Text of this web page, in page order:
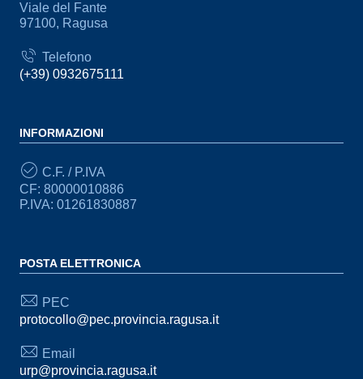
Viale del Fante
97100, Ragusa
Telefono
(+39) 0932675111
INFORMAZIONI
C.F. / P.IVA
CF: 80000010886
P.IVA: 01261830887
POSTA ELETTRONICA
PEC
protocollo@pec.provincia.ragusa.it
Email
urp@provincia.ragusa.it